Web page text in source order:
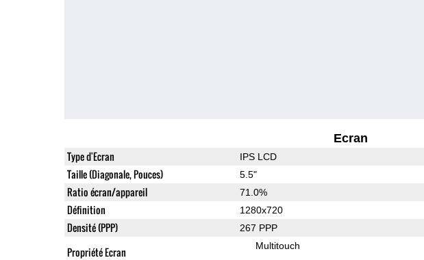
Ecran
Type d'Ecran IPS LCD
Taille (Diagonale, Pouces) 5.5"
Ratio écran/appareil 71.0%
Définition 1280x720
Densité (PPP) 267 PPP
Propriété Ecran Multitouch